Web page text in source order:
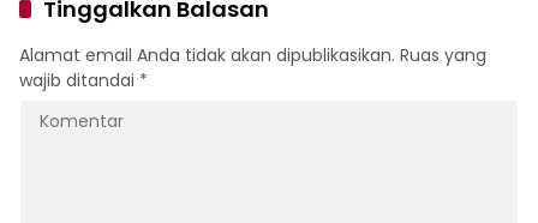
Tinggalkan Balasan
Alamat email Anda tidak akan dipublikasikan. Ruas yang
wajib ditandai *